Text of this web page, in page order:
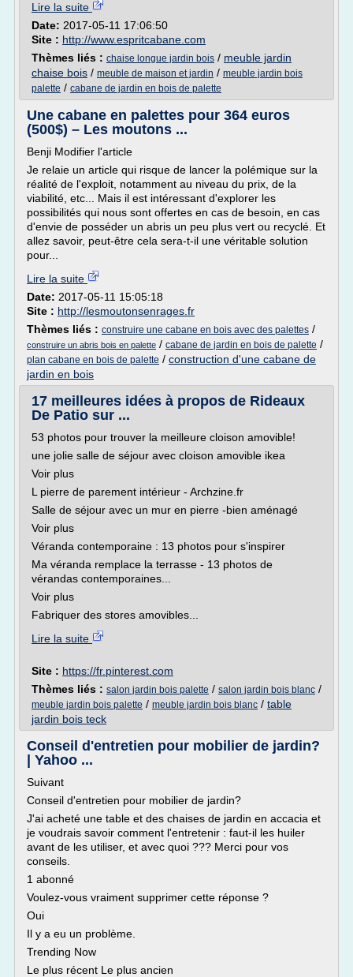
Lire la suite
Date: 2017-05-11 17:06:50
Site : http://www.espritcabane.com
Thèmes liés : chaise longue jardin bois / meuble jardin
chaise bois / meuble de maison et jardin / meuble jardin bois
palette / cabane de jardin en bois de palette
Une cabane en palettes pour 364 euros
(500$) – Les moutons ...
Benji Modifier l'article
Je relaie un article qui risque de lancer la polémique sur la
réalité de l'exploit, notamment au niveau du prix, de la
viabilité, etc... Mais il est intéressant d'explorer les
possibilités qui nous sont offertes en cas de besoin, en cas
d'envie de posséder un abris un peu plus vert ou recyclé. Et
allez savoir, peut-être cela sera-t-il une véritable solution
pour...
Lire la suite
Date: 2017-05-11 15:05:18
Site : http://lesmoutonsenrages.fr
Thèmes liés : construire une cabane en bois avec des palettes /
construire un abris bois en palette / cabane de jardin en bois de palette /
plan cabane en bois de palette / construction d'une cabane de
jardin en bois
17 meilleures idées à propos de Rideaux
De Patio sur ...
53 photos pour trouver la meilleure cloison amovible!
une jolie salle de séjour avec cloison amovible ikea
Voir plus
L pierre de parement intérieur - Archzine.fr
Salle de séjour avec un mur en pierre -bien aménagé
Voir plus
Véranda contemporaine : 13 photos pour s'inspirer
Ma véranda remplace la terrasse - 13 photos de
vérandas contemporaines...
Voir plus
Fabriquer des stores amovibles...
Lire la suite
Site : https://fr.pinterest.com
Thèmes liés : salon jardin bois palette / salon jardin bois blanc /
meuble jardin bois palette / meuble jardin bois blanc / table
jardin bois teck
Conseil d'entretien pour mobilier de jardin?
| Yahoo ...
Suivant
Conseil d'entretien pour mobilier de jardin?
J'ai acheté une table et des chaises de jardin en accacia et
je voudrais savoir comment l'entretenir : faut-il les huiler
avant de les utiliser, et avec quoi ??? Merci pour vos
conseils.
1 abonné
Voulez-vous vraiment supprimer cette réponse ?
Oui
Il y a eu un problème.
Trending Now
Le plus récent Le plus ancien